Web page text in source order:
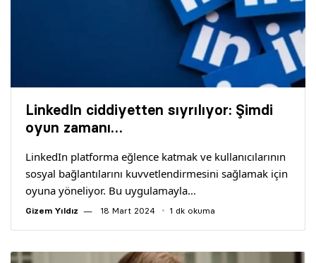
LinkedIn ciddiyetten sıyrılıyor: Şimdi
oyun zamanı…
LinkedIn platforma eğlence katmak ve kullanıcılarının
sosyal bağlantılarını kuvvetlendirmesini sağlamak için
oyuna yöneliyor. Bu uygulamayla…
Gizem Yıldız 18 Mart 2024 1 dk okuma